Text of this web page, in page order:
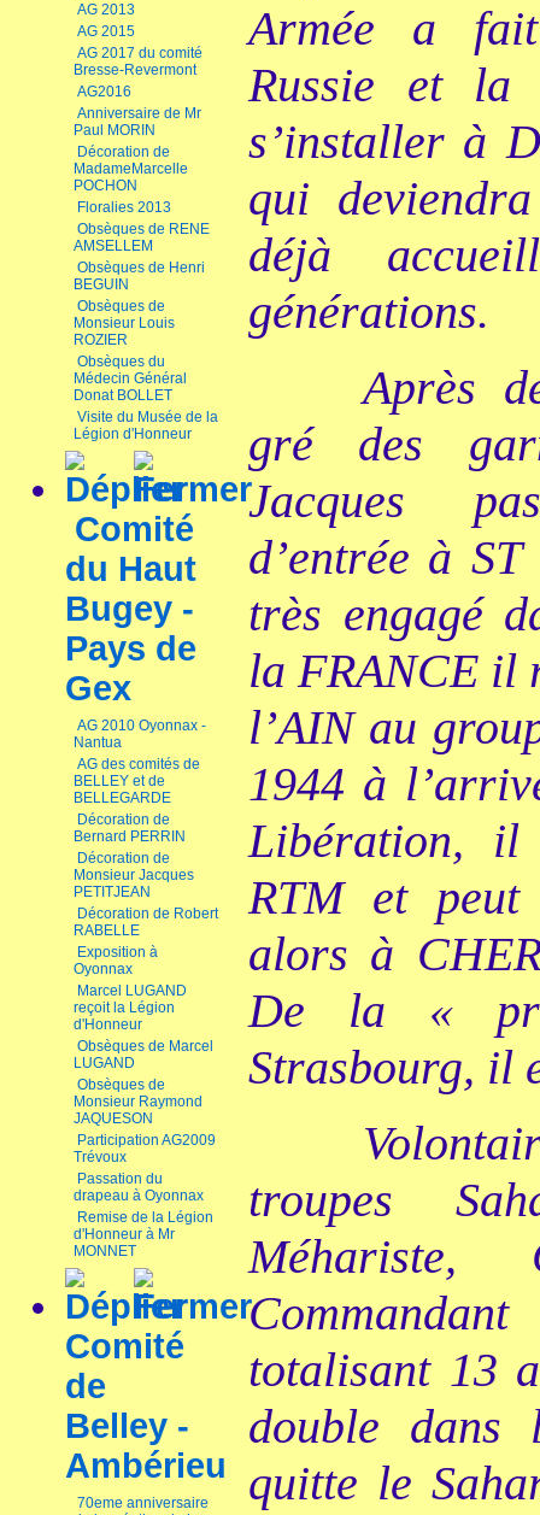
AG 2013
AG 2015
AG 2017 du comité
Bresse-Revermont
AG2016
Anniversaire de Mr
Paul MORIN
Décoration de
MadameMarcelle
POCHON
Floralies 2013
Obsèques de RENE
AMSELLEM
Obsèques de Henri
BEGUIN
Obsèques de
Monsieur Louis
ROZIER
Obsèques du
Médecin Général
Donat BOLLET
Visite du Musée de la
Légion d'Honneur
Comité
du Haut
Bugey -
Pays de
Gex
AG 2010 Oyonnax -
Nantua
AG des comités de
BELLEY et de
BELLEGARDE
Décoration de
Bernard PERRIN
Décoration de
Monsieur Jacques
PETITJEAN
Décoration de Robert
RABELLE
Exposition à
Oyonnax
Marcel LUGAND
reçoit la Légion
d'Honneur
Obsèques de Marcel
LUGAND
Obsèques de
Monsieur Raymond
JAQUESON
Participation AG2009
Trévoux
Passation du
drapeau à Oyonnax
Remise de la Légion
d'Honneur à Mr
MONNET
Comité
de
Belley -
Ambérieu
70eme anniversaire
Armée a
Russie et la
s’installer à
qui
déjà
générations.
Après
gré des
Jacques
d’entrée à
très engagé
la FRANCE il
l’AIN au
1944 à
Libération, il
RTM et peut
alors à
De la «
Strasbourg, il
troupes
totalisant 13
double
quitte le